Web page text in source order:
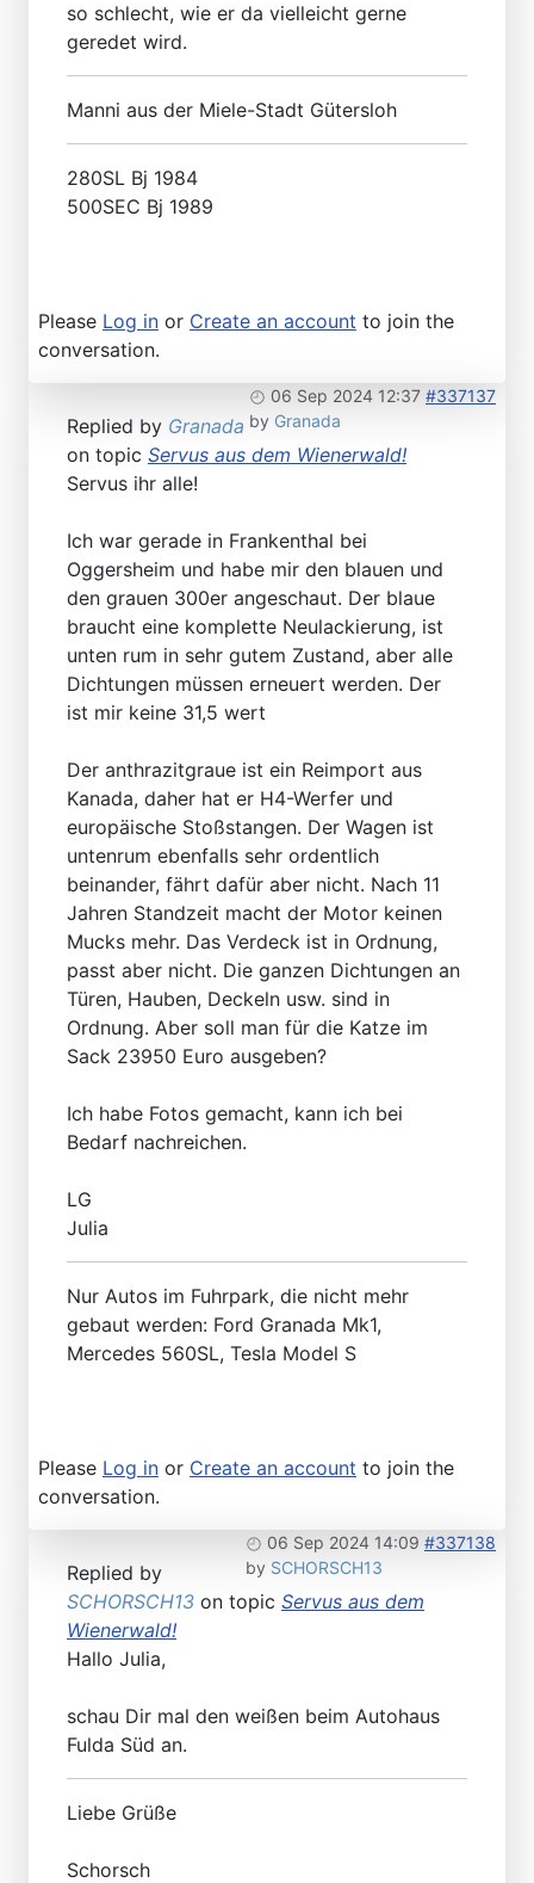
so schlecht, wie er da vielleicht gerne
geredet wird.
Manni aus der Miele-Stadt Gütersloh
280SL Bj 1984
500SEC Bj 1989
Please Log in or Create an account to join the
conversation.
06 Sep 2024 12:37 #337137
by Granada
Replied by Granada
on topic Servus aus dem Wienerwald!
Servus ihr alle!
Ich war gerade in Frankenthal bei
Oggersheim und habe mir den blauen und
den grauen 300er angeschaut. Der blaue
braucht eine komplette Neulackierung, ist
unten rum in sehr gutem Zustand, aber alle
Dichtungen müssen erneuert werden. Der
ist mir keine 31,5 wert
Der anthrazitgraue ist ein Reimport aus
Kanada, daher hat er H4-Werfer und
europäische Stoßstangen. Der Wagen ist
untenrum ebenfalls sehr ordentlich
beinander, fährt dafür aber nicht. Nach 11
Jahren Standzeit macht der Motor keinen
Mucks mehr. Das Verdeck ist in Ordnung,
passt aber nicht. Die ganzen Dichtungen an
Türen, Hauben, Deckeln usw. sind in
Ordnung. Aber soll man für die Katze im
Sack 23950 Euro ausgeben?
Ich habe Fotos gemacht, kann ich bei
Bedarf nachreichen.
LG
Julia
Nur Autos im Fuhrpark, die nicht mehr
gebaut werden: Ford Granada Mk1,
Mercedes 560SL, Tesla Model S
Please Log in or Create an account to join the
conversation.
06 Sep 2024 14:09 #337138
by SCHORSCH13
Replied by
SCHORSCH13 on topic Servus aus dem
Wienerwald!
Hallo Julia,
schau Dir mal den weißen beim Autohaus
Fulda Süd an.
Liebe Grüße
Schorsch